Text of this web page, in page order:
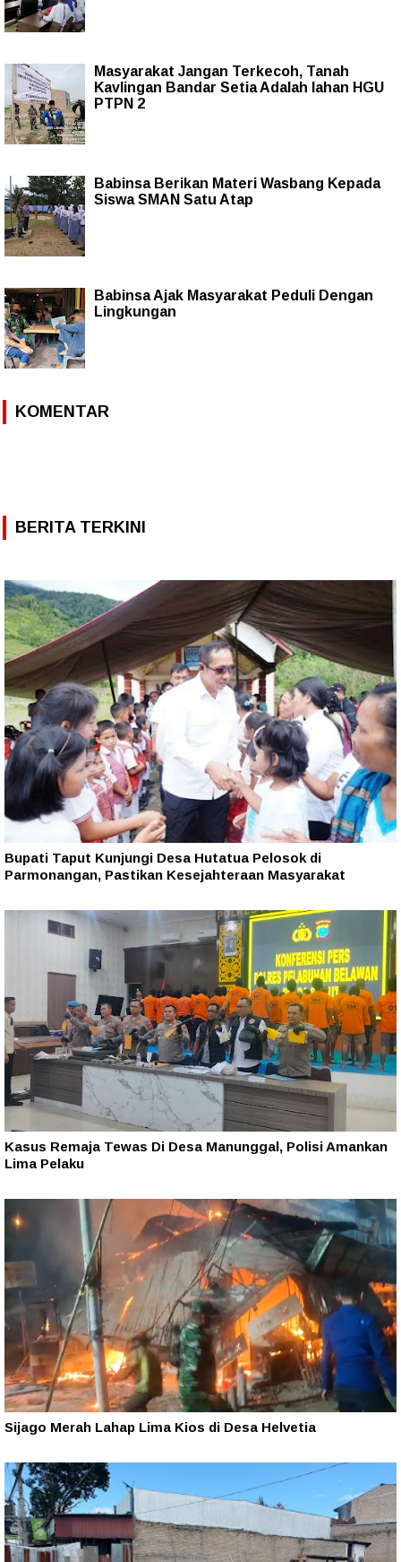
Masyarakat Jangan Terkecoh, Tanah
Kavlingan Bandar Setia Adalah lahan HGU
PTPN 2
Babinsa Berikan Materi Wasbang Kepada
Siswa SMAN Satu Atap
Babinsa Ajak Masyarakat Peduli Dengan
Lingkungan
KOMENTAR
BERITA TERKINI
Bupati Taput Kunjungi Desa Hutatua Pelosok di
Parmonangan, Pastikan Kesejahteraan Masyarakat
Kasus Remaja Tewas Di Desa Manunggal, Polisi Amankan
Lima Pelaku
Sijago Merah Lahap Lima Kios di Desa Helvetia